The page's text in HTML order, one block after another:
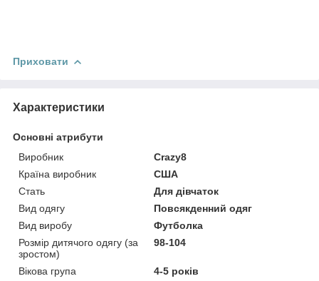
Приховати
Характеристики
Основні атрибути
Виробник
Crazy8
Країна виробник
США
Стать
Для дівчаток
Вид одягу
Повсякденний одяг
Вид виробу
Футболка
Розмір дитячого одягу (за
зростом)
98-104
Вікова група
4-5 років